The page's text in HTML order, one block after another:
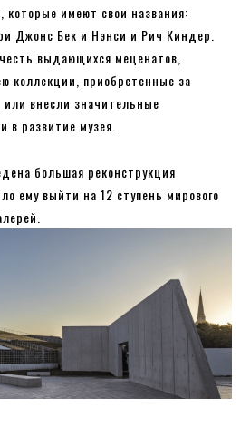
которые имеют свои названия:
Джонс Бек и Нэнси и Рич Киндер.
выдающихся меценатов,
коллекции, приобретенные за
внесли значительные
в развитие музея.
большая реконструкция
ему выйти на 12 ступень мирового